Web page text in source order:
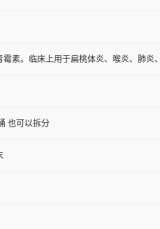
霉素。临床上用于扁桃体炎、喉炎、肺炎
也可以拆分